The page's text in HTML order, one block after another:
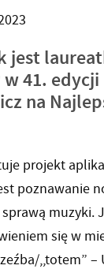
jest
w 41.
na
projekt
poznawanie
muzyki.
się w
,,totem”